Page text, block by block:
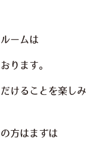
ームは
ります。
けることを楽しみ
方はまずは